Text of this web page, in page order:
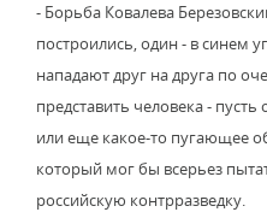
- Борьба Ковалева
построились, один - в синем
нападают друг на друга по
представить человека -
или еще какое-то пугающее
который мог бы всерьез
российскую контрразведку.